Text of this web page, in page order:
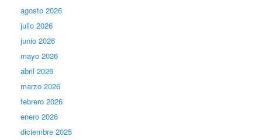
agosto 2026
julio 2026
junio 2026
mayo 2026
abril 2026
marzo 2026
febrero 2026
enero 2026
diciembre 2025